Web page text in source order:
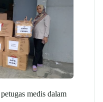
medis dalam